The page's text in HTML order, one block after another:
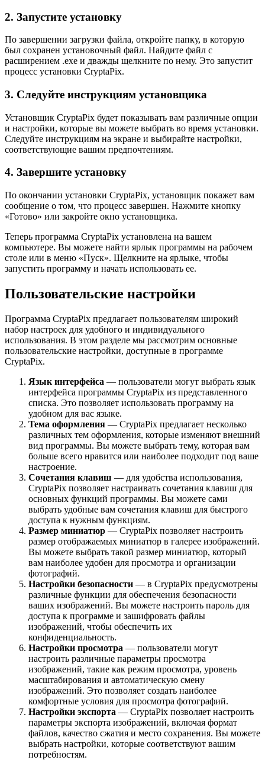
2. Запустите установку
По завершении загрузки файла, откройте папку, в которую
был сохранен установочный файл. Найдите файл с
расширением .exe и дважды щелкните по нему. Это запустит
процесс установки CryptaPix.
3. Следуйте инструкциям установщика
Установщик CryptaPix будет показывать вам различные опции
и настройки, которые вы можете выбрать во время установки.
Следуйте инструкциям на экране и выбирайте настройки,
соответствующие вашим предпочтениям.
4. Завершите установку
По окончании установки CryptaPix, установщик покажет вам
сообщение о том, что процесс завершен. Нажмите кнопку
«Готово» или закройте окно установщика.
Теперь программа CryptaPix установлена на вашем
компьютере. Вы можете найти ярлык программы на рабочем
столе или в меню «Пуск». Щелкните на ярлыке, чтобы
запустить программу и начать использовать ее.
Пользовательские настройки
Программа CryptaPix предлагает пользователям широкий
набор настроек для удобного и индивидуального
использования. В этом разделе мы рассмотрим основные
пользовательские настройки, доступные в программе
CryptaPix.
Язык интерфейса — пользователи могут выбрать язык
интерфейса программы CryptaPix из представленного
списка. Это позволяет использовать программу на
удобном для вас языке.
Тема оформления — CryptaPix предлагает несколько
различных тем оформления, которые изменяют внешний
вид программы. Вы можете выбрать тему, которая вам
больше всего нравится или наиболее подходит под ваше
настроение.
Сочетания клавиш — для удобства использования,
CryptaPix позволяет настраивать сочетания клавиш для
основных функций программы. Вы можете сами
выбрать удобные вам сочетания клавиш для быстрого
доступа к нужным функциям.
Размер миниатюр — CryptaPix позволяет настроить
размер отображаемых миниатюр в галерее изображений.
Вы можете выбрать такой размер миниатюр, который
вам наиболее удобен для просмотра и организации
фотографий.
Настройки безопасности — в CryptaPix предусмотрены
различные функции для обеспечения безопасности
ваших изображений. Вы можете настроить пароль для
доступа к программе и зашифровать файлы
изображений, чтобы обеспечить их
конфиденциальность.
Настройки просмотра — пользователи могут
настроить различные параметры просмотра
изображений, такие как режим просмотра, уровень
масштабирования и автоматическую смену
изображений. Это позволяет создать наиболее
комфортные условия для просмотра фотографий.
Настройки экспорта — CryptaPix позволяет настроить
параметры экспорта изображений, включая формат
файлов, качество сжатия и место сохранения. Вы можете
выбрать настройки, которые соответствуют вашим
потребностям.